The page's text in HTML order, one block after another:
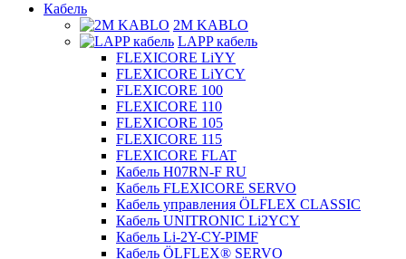
Кабель
2M KABLO
LAPP кабель
FLEXICORE LiYY
FLEXICORE LiYCY
FLEXICORE 100
FLEXICORE 110
FLEXICORE 105
FLEXICORE 115
FLEXICORE FLAT
Кабель H07RN-F RU
Кабель FLEXICORE SERVO
Кабель управления ÖLFLEX CLASSIC
Кабель UNITRONIC Li2YCY
Кабель Li-2Y-CY-PIMF
Кабель ÖLFLEX® SERVO